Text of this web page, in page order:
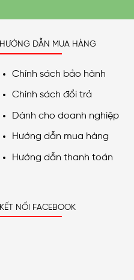
HƯỚNG DẪN MUA HÀNG
Chính sách bảo hành
Chính sách đổi trả
Dành cho doanh nghiệp
Hướng dẫn mua hàng
Hướng dẫn thanh toán
KẾT NỐI FACEBOOK